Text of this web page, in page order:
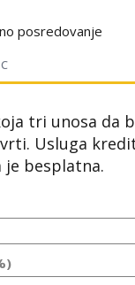
posredovanje
tri unosa da
Usluga
je besplatna.